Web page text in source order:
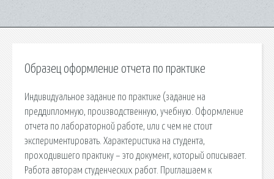
Образец оформление отчета по практике
Индивидуальное задание по практике (задание на
преддипломную, производственную, учебную. Оформление
отчета по лабораторной работе, или с чем не стоит
экспериментировать. Характеристика на студента,
проходившего практику – это документ, который описывает.
Работа авторам студенческих работ. Приглашаем к